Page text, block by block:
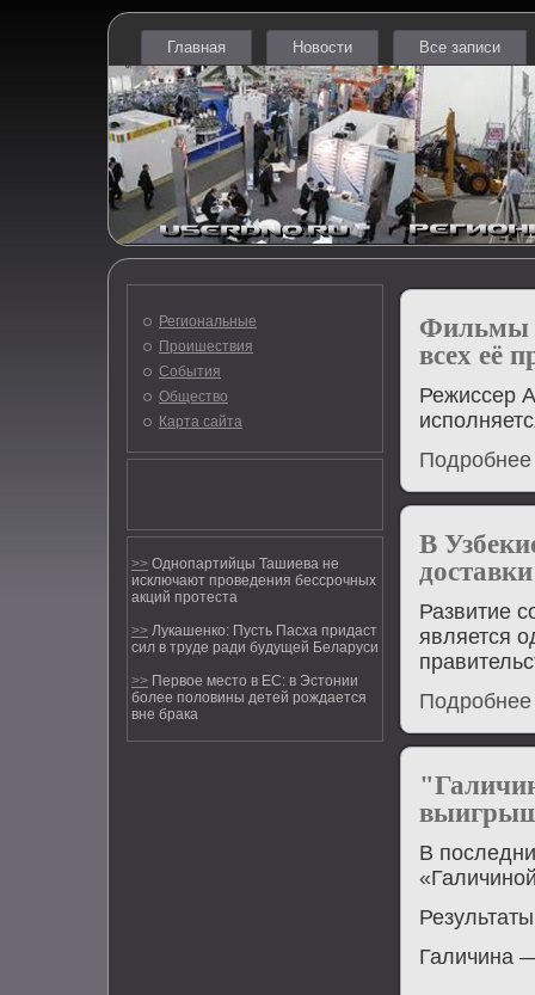
Главная Новости Все записи
Региональные
Проишествия
События
Общество
Карта сайта
>> Однопартийцы Ташиева не
исключают проведения бессрочных
акций протеста
>> Лукашенко: Пусть Пасха придаст
сил в труде ради будущей Беларуси
>> Первое место в ЕС: в Эстонии
более половины детей рождается
вне брака
Фильмы
всех её
Режиссер
Подробнее
В
Развитие
является
Подробнее
В
Галичина